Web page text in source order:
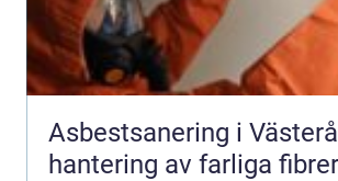
Asbestsanering i
hantering av farliga fibrer